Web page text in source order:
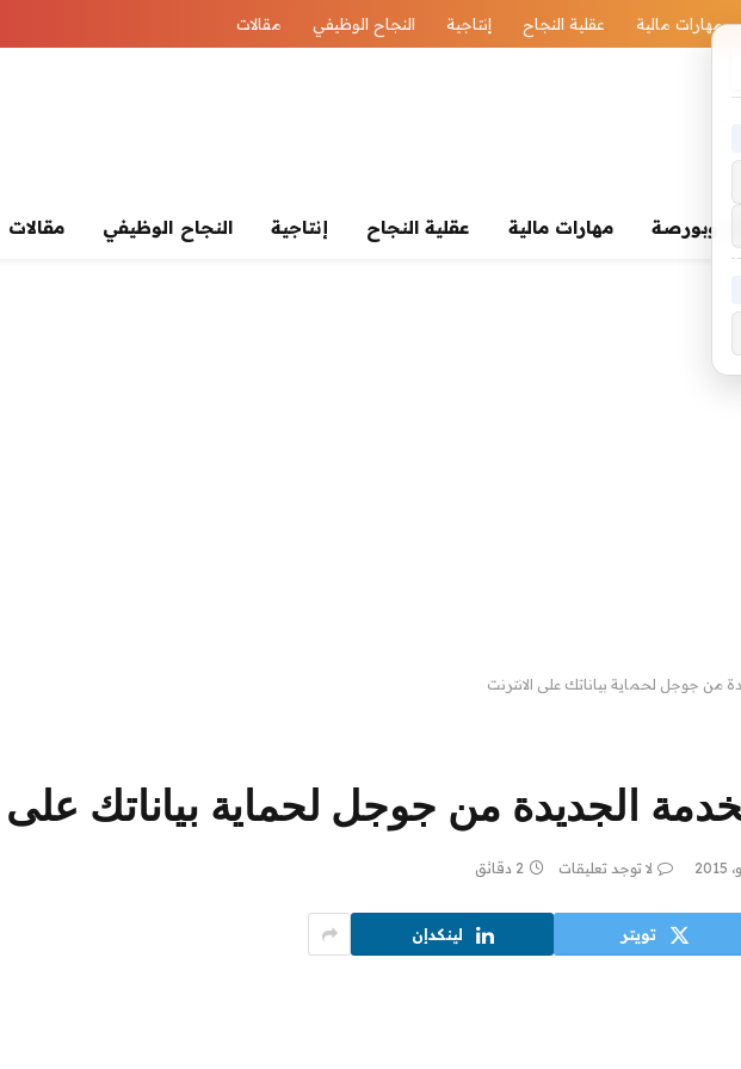
مهارات مالية عقلية النجاح إنتاجية النجاح الوظيفي مقالات
وبورصة مهارات مالية عقلية النجاح إنتاجية النجاح الوظيفي مقالات
من جوجل لحماية بياناتك على الانترنت
الجديدة من جوجل لحماية بياناتك على
لا توجد تعليقات 2 دقائق
تويتر لينكدإن